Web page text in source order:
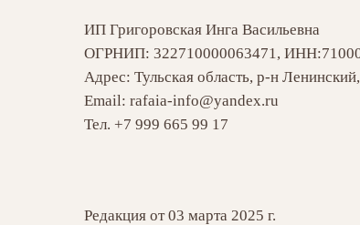
ИП Григоровская Инга Васильевна
ОГРНИП: 322710000063471,
Адрес: Тульская область, р-н
Email: rafaia-info@yandex.ru
Тел. +7 999 665 99 17
Редакция от 03 марта 2025 г.